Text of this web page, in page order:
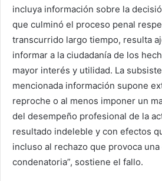
incluya información sobre la
que culminó el proceso penal
transcurrido largo tiempo, resulta
informar a la ciudadanía de los
mayor interés y utilidad. La
mencionada información supone
reproche o al menos imponer un
del desempeño profesional de la
resultado indeleble y con efectos
incluso al rechazo que provoca
condenatoria”, sostiene el fallo.